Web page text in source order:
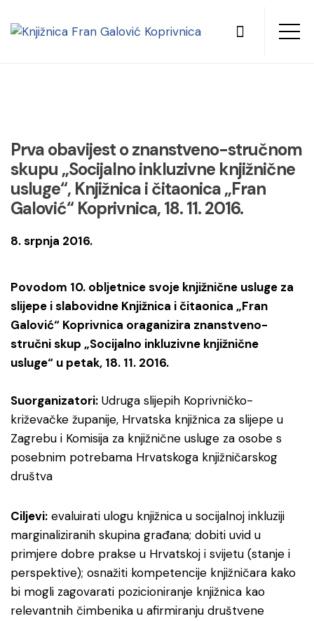
Prva obavijest o znanstveno-stručnom
skupu „Socijalno inkluzivne knjižnične
usluge“, Knjižnica i čitaonica „Fran
Galović“ Koprivnica, 18. 11. 2016.
8. srpnja 2016.
Povodom 10. obljetnice svoje knjižnične usluge za
slijepe i slabovidne Knjižnica i čitaonica „Fran
Galović“ Koprivnica oraganizira znanstveno-
stručni skup „Socijalno inkluzivne knjižnične
usluge“ u petak, 18. 11. 2016.
Suorganizatori: Udruga slijepih Koprivničko-
križevačke županije, Hrvatska knjižnica za slijepe u
Zagrebu i Komisija za knjižnične usluge za osobe s
posebnim potrebama Hrvatskoga knjižničarskog
društva
Ciljevi: evaluirati ulogu knjižnica u socijalnoj inkluziji
marginaliziranih skupina građana; dobiti uvid u
primjere dobre prakse u Hrvatskoj i svijetu (stanje i
perspektive); osnažiti kompetencije knjižničara kako
bi mogli zagovarati pozicioniranje knjižnica kao
relevantnih čimbenika u afirmiranju društvene